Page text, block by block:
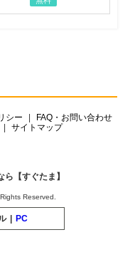
シー
FAQ・お問い合わせ
サイトマップ
【すぐたま】
Reserved.
| PC